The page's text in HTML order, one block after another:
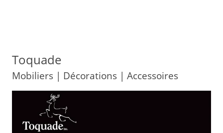
Toquade
Mobiliers | Décorations | Accessoires